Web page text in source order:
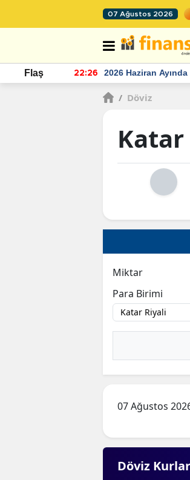
07 Ağustos 2026
Flaş 22:26
2026 Haziran Ayında
Yaşandı
/ Döviz
Miktar
Para Birimi
07 Ağustos
Döviz